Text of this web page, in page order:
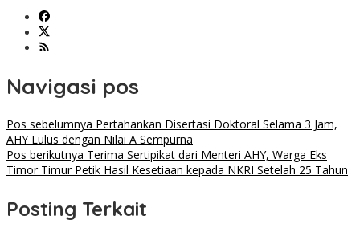
Navigasi pos
Pos sebelumnya Pertahankan Disertasi Doktoral Selama 3 Jam,
AHY Lulus dengan Nilai A Sempurna
Pos berikutnya Terima Sertipikat dari Menteri AHY, Warga Eks
Timor Timur Petik Hasil Kesetiaan kepada NKRI Setelah 25 Tahun
Posting Terkait